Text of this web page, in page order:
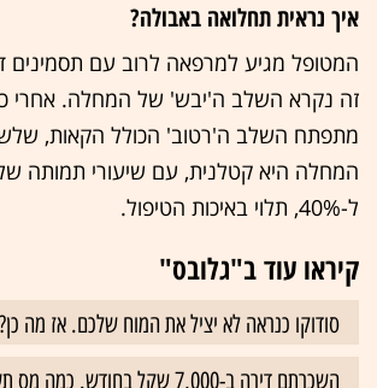
איך נראית תחלואה באבולה?
המטופל מגיע למרפאה לרוב עם תסמינים
זה נקרא השלב ה'יבש' של המחלה. אחרי
מתפתח השלב ה'רטוב' הכולל הקאות,
ל-40%, תלוי באיכות הטיפול.
קיראו עוד ב"גלובס"
סודוקו כנראה לא יציל את המוח שלכם. אז מה כן?
השכרתם דירה ב-7,000 שקל בחודש. כמה מס תשלמו?